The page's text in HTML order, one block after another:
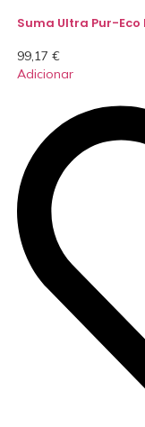
Suma Ultra Pur-Eco
99,17 €
Adicionar